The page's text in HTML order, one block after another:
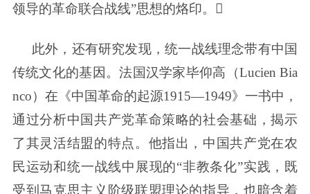
领导的革命联合战线”思想的烙印。
此外，还有研究发现，统一战线理念带有中国
传统文化的基因。法国汉学家毕仰高（Lucien Bia
nco）在《中国革命的起源1915—1949》一书中，
通过分析中国共产党革命策略的社会基础，揭示
了其灵活结盟的特点。他指出，中国共产党在农
民运动和统一战线中展现的“非教条化”实践，既
受到马克思主义阶级联盟理论的指导，也暗含着